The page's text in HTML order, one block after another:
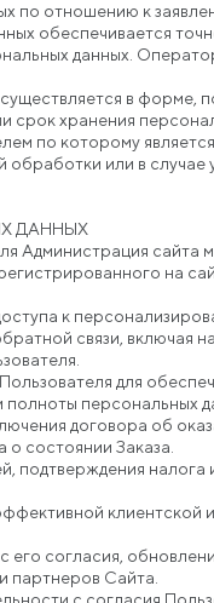
по отношению к
обеспечивается
данных.
в форме,
срок хранения
по которому
обработки или в
ДАННЫХ
Администрация сайта
на
к
связи, включая
для
полноты персональных
договора об
о состоянии Заказа.
подтверждения
его согласия,
партнеров Сайта.